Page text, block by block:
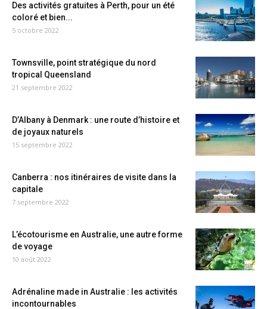
Des activités gratuites à Perth, pour un été
coloré et bien...
5 octobre 2022
Townsville, point stratégique du nord
tropical Queensland
21 septembre 2022
D’Albany à Denmark : une route d’histoire et
de joyaux naturels
15 septembre 2022
Canberra : nos itinéraires de visite dans la
capitale
7 septembre 2022
L’écotourisme en Australie, une autre forme
de voyage
10 août 2022
Adrénaline made in Australie : les activités
incontournables